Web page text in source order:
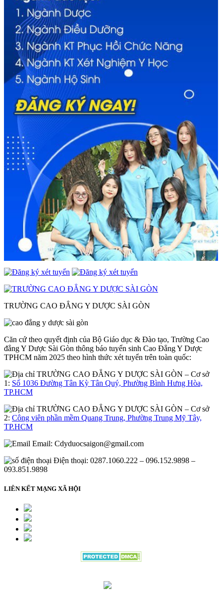
TRƯỜNG CAO ĐẲNG Y DƯỢC SÀI GÒN
Căn cứ theo quyết định của Bộ Giáo dục & Đào tạo, Trường Cao
đẳng Y Dược Sài Gòn thông báo tuyển sinh Cao Đẳng Y Dược
TPHCM năm 2025 theo hình thức xét tuyển trên toàn quốc:
– Cơ sở
1: Số 1036 Đường Tân Kỳ Tân Quý, Phường Bình Hưng Hòa,
TP.HCM
– Cơ sở
2: Công viên phần mềm Quang Trung, Phường Trung Mỹ Tây,
TP.HCM
Email: Cdyduocsaigon@gmail.com
Điện thoại: 0287.1060.222 – 096.152.9898 –
093.851.9898
LIÊN KẾT MẠNG XÃ HỘI